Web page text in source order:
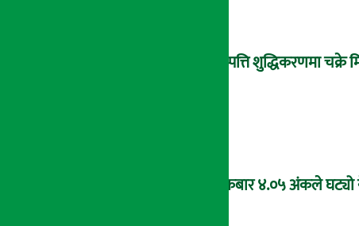
सम्पत्ति शुद्धिकरणमा
शुक्रबार ४.०५ अंकले